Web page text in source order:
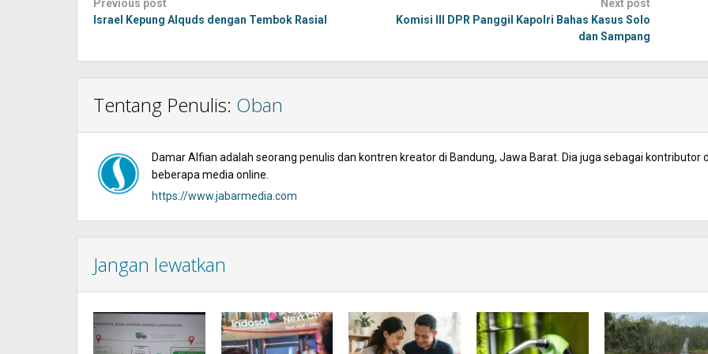
navigation
Previous post
Israel Kepung Alquds dengan Tembok Rasial
Next post
Komisi III DPR Panggil Kapolri Bahas Kasus Solo
dan Sampang
Tentang Penulis: Oban
Damar Alfian adalah seorang penulis dan kontren kreator di Bandung, Jawa Barat. Dia juga sebagai kontributor
beberapa media online.
https://www.jabarmedia.com
Jangan lewatkan